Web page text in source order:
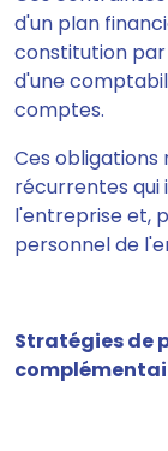
d'un plan
constitution
d'une
comptes.
Ces
récurrentes
l'entreprise et,
personnel de
Stratégies de